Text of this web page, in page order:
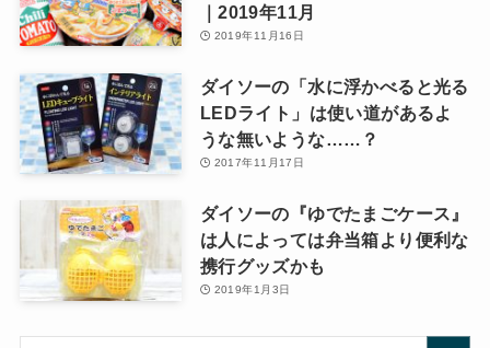
｜2019年11月
2019年11月16日
ダイソーの「水に浮かべると光る
LEDライト」は使い道があるよ
うな無いような……？
2017年11月17日
ダイソーの『ゆでたまごケース』
は人によっては弁当箱より便利な
携行グッズかも
2019年1月3日